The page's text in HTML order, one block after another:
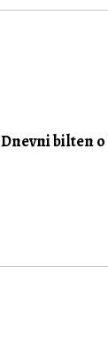
Dnevni bilten